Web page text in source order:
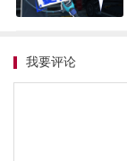
我要评论